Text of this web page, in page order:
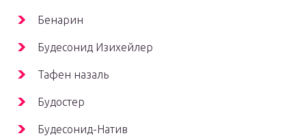
Бенарин
Будесонид Изихейлер
Тафен назаль
Будостер
Будесонид-Натив